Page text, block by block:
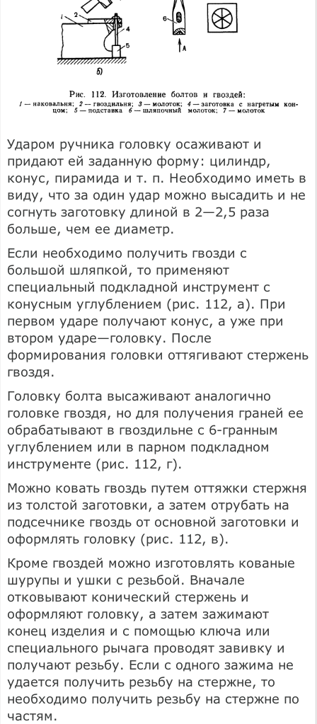
Ударом ручника головку осаживают и
придают ей заданную форму: цилиндр,
конус, пирамида и т. п. Необходимо иметь в
виду, что за один удар можно высадить и не
согнуть заготовку длиной в 2—2,5 раза
больше, чем ее диаметр.
Если необходимо получить гвозди с
большой шляпкой, то применяют
специальный подкладной инструмент с
конусным углублением (рис. 112, а). При
первом ударе получают конус, а уже при
втором ударе—головку. После
формирования головки оттягивают стержень
гвоздя.
Головку болта высаживают аналогично
головке гвоздя, но для получения граней ее
обрабатывают в гвоздильне с 6-гранным
углублением или в парном подкладном
инструменте (рис. 112, г).
Можно ковать гвоздь путем оттяжки стержня
из толстой заготовки, а затем отрубать на
подсечнике гвоздь от основной заготовки и
оформлять головку (рис. 112, в).
Кроме гвоздей можно изготовлять кованые
шурупы и ушки с резьбой. Вначале
отковывают конический стержень и
оформляют головку, а затем зажимают
конец изделия и с помощью ключа или
специального рычага проводят завивку и
получают резьбу. Если с одного зажима не
удается получить резьбу на стержне, то
необходимо получить резьбу на стержне по
частям.